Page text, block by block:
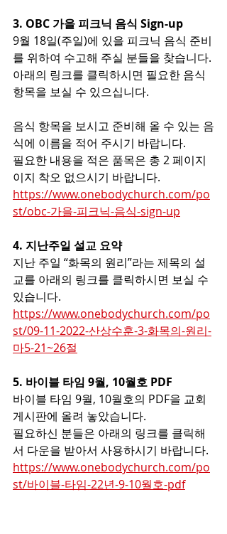
3. OBC 가을 피크닉 음식 Sign-up
9월 18일(주일)에 있을 피크닉 음식 준비
를 위하여 수고해 주실 분들을 찾습니다.
아래의 링크를 클릭하시면 필요한 음식
항목을 보실 수 있으십니다.
음식 항목을 보시고 준비해 올 수 있는 음
식에 이름을 적어 주시기 바랍니다.
필요한 내용을 적은 품목은 총 2 페이지
이지 착오 없으시기 바랍니다.
https://www.onebodychurch.com/po
st/obc-가을-피크닉-음식-sign-up
4. 지난주일 설교 요약
지난 주일 “화목의 원리”라는 제목의 설
교를 아래의 링크를 클릭하시면 보실 수
있습니다.
https://www.onebodychurch.com/po
st/09-11-2022-산상수훈-3-화목의-원리-
마5-21~26절
5. 바이블 타임 9월, 10월호 PDF
바이블 타임 9월, 10월호의 PDF을 교회
게시판에 올려 놓았습니다.
필요하신 분들은 아래의 링크를 클릭해
서 다운을 받아서 사용하시기 바랍니다.
https://www.onebodychurch.com/po
st/바이블-타임-22년-9-10월호-pdf